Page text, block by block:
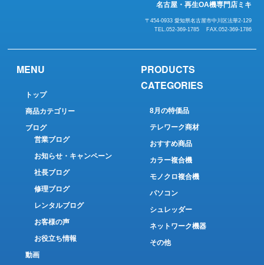
名古屋・再生OA機専門店ミキ
〒454-0933 愛知県名古屋市中川区法華2-129
TEL.052-369-1785 FAX.052-369-1786
MENU
トップ
商品カテゴリー
ブログ
営業ブログ
お知らせ・キャンペーン
社長ブログ
修理ブログ
レンタルブログ
お客様の声
お役立ち情報
動画
PRODUCTS
CATEGORIES
8月の特価品
テレワーク商材
おすすめ商品
カラー複合機
モノクロ複合機
パソコン
シュレッダー
ネットワーク機器
その他